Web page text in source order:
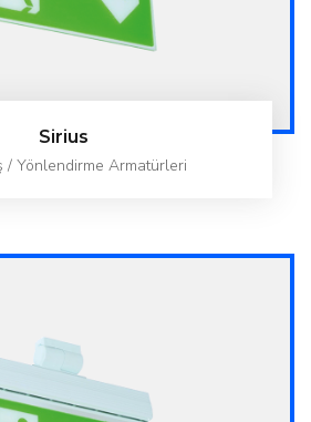
Sirius
/ Yönlendirme Armatürleri